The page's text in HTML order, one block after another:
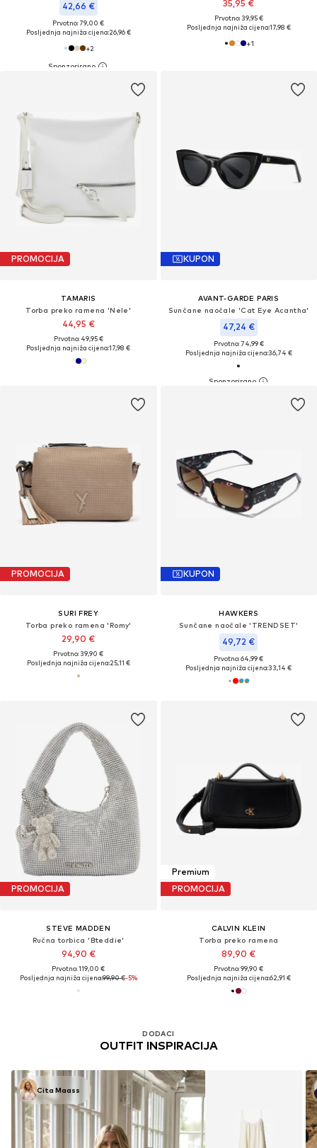
42,66 €
Prvotno: 79,00 €
Posljednja najniža cijena:26,96 €
+2
35,95 €
Prvotno: 39,95 €
Posljednja najniža cijena:17,98 €
+1
PROMOCIJA
TAMARIS
Torba preko ramena 'Nele'
44,95 €
Prvotno: 49,95 €
Posljednja najniža cijena:17,98 €
KUPON
AVANT-GARDE PARIS
Sunčane naočale 'Cat Eye Acantha'
47,24 €
Prvotno: 74,99 €
Posljednja najniža cijena:36,74 €
PROMOCIJA
SURI FREY
Torba preko ramena 'Romy'
29,90 €
Prvotno: 39,90 €
Posljednja najniža cijena:25,11 €
KUPON
HAWKERS
Sunčane naočale 'TRENDSET'
49,72 €
Prvotno: 64,99 €
Posljednja najniža cijena:33,14 €
PROMOCIJA
STEVE MADDEN
Ručna torbica 'Bteddie'
94,90 €
Prvotno: 119,00 €
Posljednja najniža cijena:99,90 €-5%
Premium
PROMOCIJA
CALVIN KLEIN
Torba preko ramena
89,90 €
Prvotno: 99,90 €
Posljednja najniža cijena:62,91 €
DODACI
OUTFIT INSPIRACIJA
Cita Maass